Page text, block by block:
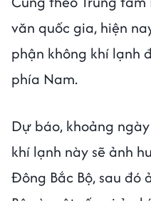
văn quốc gia, hiện
phận không khí lạnh
phía Nam.
Dự báo, khoảng
khí lạnh này sẽ ảnh
Đông Bắc Bộ, sau đó